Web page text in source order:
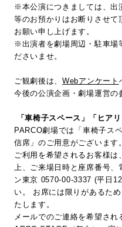
※本公演につきましては、出
等のお預かりはお断りさせて
お願い申し上げます。
※出演者を劇場周辺・駐車場
ださいませ。
ご観劇後は、Webアンケート
今後の公演企画・劇場運営の
「車椅子スペース」「ヒア
PARCO劇場では「車椅子ス
信席」のご用意がございます
ご利用を希望されるお客様
上、ご来場日時と座席番号、
ン東京 0570-00-3337 (平日
い。 お席には限りがあるた
たします。
メールでのご連絡を希望され